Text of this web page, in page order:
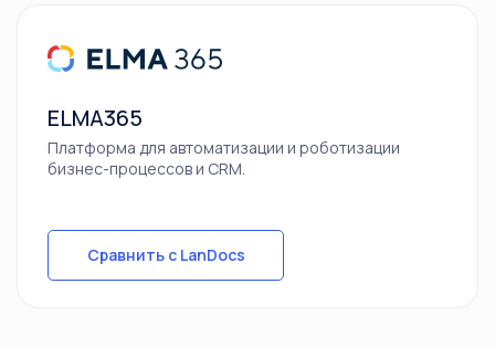
ELMA365
Платформа для автоматизации и роботизации
бизнес-процессов и CRM.
Сравнить с LanDocs